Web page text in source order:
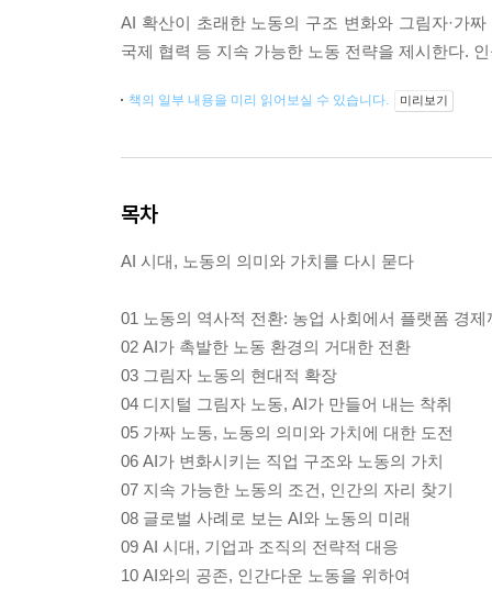
AI 확산이 초래한 노동의 구조 변화와 그림자·가
국제 협력 등 지속 가능한 노동 전략을 제시한다.
책의 일부 내용을 미리 읽어보실 수 있습니다. 미리보기
목차
AI 시대, 노동의 의미와 가치를 다시 묻다
01 노동의 역사적 전환: 농업 사회에서 플랫폼 경제
02 AI가 촉발한 노동 환경의 거대한 전환
03 그림자 노동의 현대적 확장
04 디지털 그림자 노동, AI가 만들어 내는 착취
05 가짜 노동, 노동의 의미와 가치에 대한 도전
06 AI가 변화시키는 직업 구조와 노동의 가치
07 지속 가능한 노동의 조건, 인간의 자리 찾기
08 글로벌 사례로 보는 AI와 노동의 미래
09 AI 시대, 기업과 조직의 전략적 대응
10 AI와의 공존, 인간다운 노동을 위하여